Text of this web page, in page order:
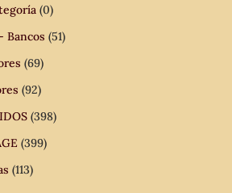
(0)
Bancos (51)
(69)
(92)
(398)
(399)
(113)